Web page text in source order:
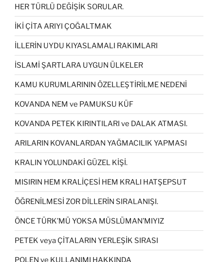
HER TÜRLÜ DEĞİŞİK SORULAR.
İKİ ÇİTA ARIYI ÇOĞALTMAK
İLLERİN UYDU KIYASLAMALI RAKIMLARI
İSLAMİ ŞARTLARA UYGUN ÜLKELER
KAMU KURUMLARININ ÖZELLEŞTİRİLME NEDENİ
KOVANDA NEM ve PAMUKSU KÜF
KOVANDA PETEK KIRINTILARI ve DALAK ATMASI.
ARILARIN KOVANLARDAN YAĞMACILIK YAPMASI
KRALIN YOLUNDAKİ GÜZEL KİŞİ.
MISIRIN HEM KRALİÇESİ HEM KRALI HATŞEPSUT
ÖĞRENİLMESİ ZOR DİLLERİN SIRALANIŞI.
ÖNCE TÜRK’MÜ YOKSA MÜSLÜMAN’MIYIZ
PETEK veya ÇİTALARIN YERLEŞİK SIRASI
POLEN ve KULLANIMI HAKKINDA